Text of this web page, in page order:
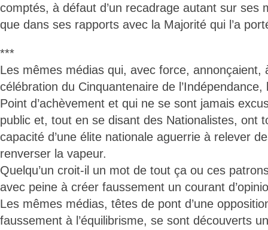
comptés, à défaut d’un recadrage autant sur ses
que dans ses rapports avec la Majorité qui l’a
***
Les mêmes médias qui, avec force, annonçaient,
célébration du Cinquantenaire de l’Indépendance,
Point d’achèvement et qui ne se sont jamais
public et, tout en se disant des Nationalistes, ont
capacité d’une élite nationale aguerrie à relever
renverser la vapeur.
Quelqu’un croit-il un mot de tout ça ou ces
avec peine à créer faussement un courant
Les mêmes médias, têtes de pont d’une
faussement à l’équilibrisme, se sont découverts